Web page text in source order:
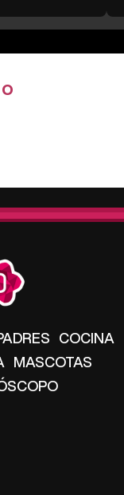
COCINA
MASCOTAS